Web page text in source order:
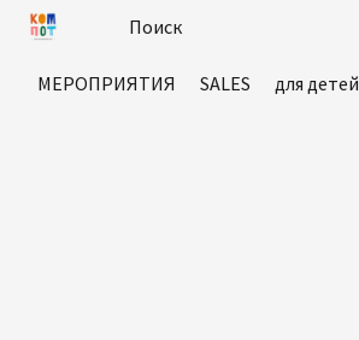
МЕРОПРИЯТИЯ SALES для детей